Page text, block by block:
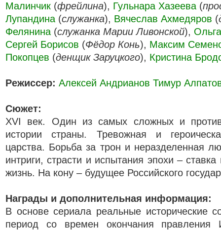
Малинчик (фрейлина), Гульнара Хазеева (
Лупандина (служанка), Вячеслав Ахмедяров (
Фелянина (служанка Марии Ливонской),
Сергей Борисов (Фёдор Конь), Максим
Покопцев (денщик Заруцкого), Кристина
Режиссер: Алексей Андрианов Тимур
Сюжет:
XVI век. Один из самых сложных и
истории страны. Тревожная и
царства. Борьба за трон и неразделенная
интриги, страсти и испытания эпохи –
жизнь. На кону – будущее Российского
Награды и дополнительная информация:
В основе сериала реальные исторические
период со времен окончания правления